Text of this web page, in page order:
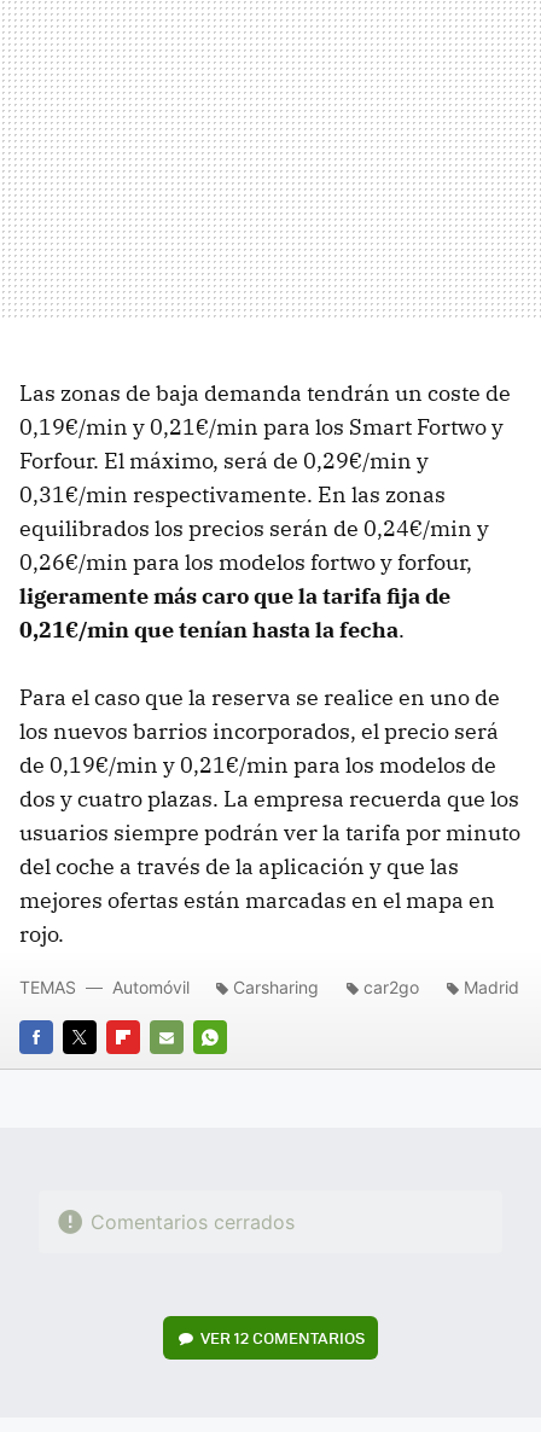
Las zonas de baja demanda tendrán un coste de
0,19€/min y 0,21€/min para los Smart Fortwo y
Forfour. El máximo, será de 0,29€/min y
0,31€/min respectivamente. En las zonas
equilibrados los precios serán de 0,24€/min y
0,26€/min para los modelos fortwo y forfour,
ligeramente más caro que la tarifa fija de
0,21€/min que tenían hasta la fecha.
Para el caso que la reserva se realice en uno de
los nuevos barrios incorporados, el precio será
de 0,19€/min y 0,21€/min para los modelos de
dos y cuatro plazas. La empresa recuerda que los
usuarios siempre podrán ver la tarifa por minuto
del coche a través de la aplicación y que las
mejores ofertas están marcadas en el mapa en
rojo.
FACEBOOK
TWITTERFLIPBOARD
E-
WHATSAPP
TEMAS Automóvil Carsharing car2go Madrid
Comentarios cerrados
VER12 COMENTARIOS